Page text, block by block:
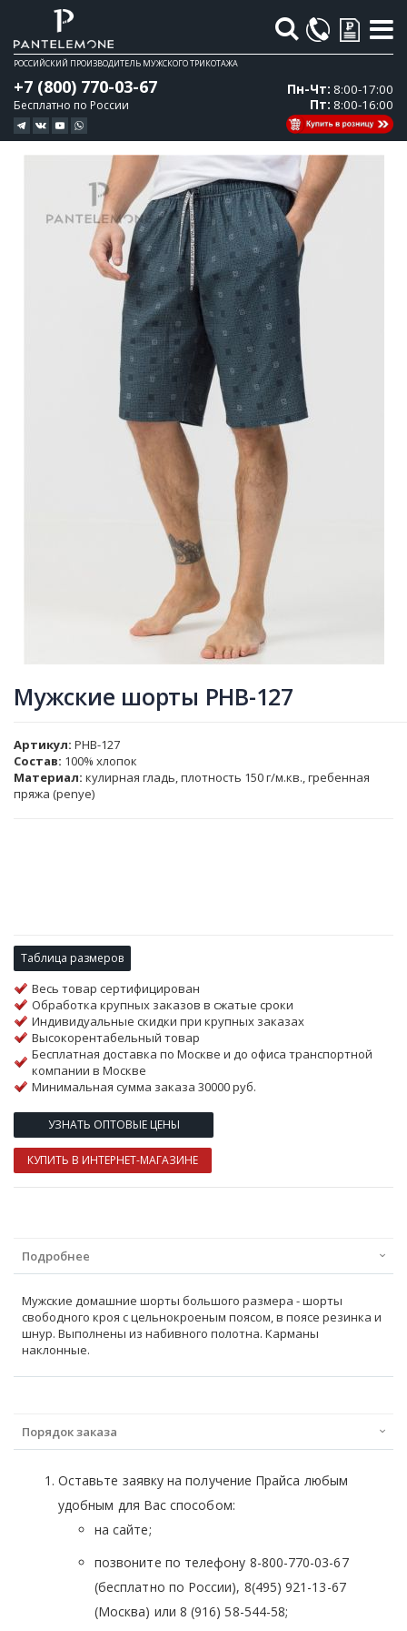
Поиск
РОССИЙСКИЙ ПРОИЗВОДИТЕЛЬ МУЖСКОГО ТРИКОТАЖА
+7 (800) 770-03-67
Бесплатно по России
Пн-Чт: 8:00-17:00
Пт: 8:00-16:00
галереи
изображений
галереи
изображений
Мужские шорты PHB-127
Артикул PHB-127
Состав: 100% хлопок
Материал: кулирная гладь, плотность 150 г/м.кв., гребенная
пряжа (penye)
Таблица размеров
Весь товар сертифицирован
Обработка крупных заказов в сжатые сроки
Индивидуальные скидки при крупных заказах
Высокорентабельный товар
Бесплатная доставка по Москве и до офиса транспортной
компании в Москве
Минимальная сумма заказа 30000 руб.
УЗНАТЬ ОПТОВЫЕ ЦЕНЫ
КУПИТЬ В ИНТЕРНЕТ-МАГАЗИНЕ
Подробнее
Мужские домашние шорты большого размера - шорты
свободного кроя с цельнокроеным поясом, в поясе резинка и
шнур. Выполнены из набивного полотна. Карманы
наклонные.
Порядок заказа
Оставьте заявку на получение Прайса любым
удобным для Вас способом:
на сайте;
позвоните по телефону 8-800-770-03-67
(бесплатно по России), 8(495) 921-13-67
(Москва) или 8 (916) 58-544-58;